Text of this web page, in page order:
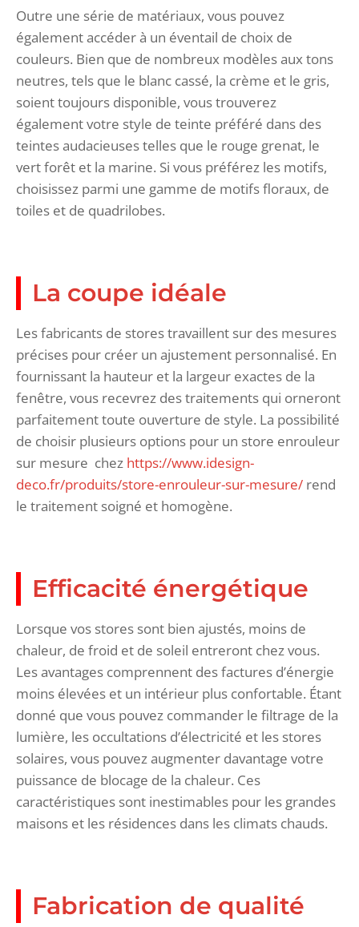
Outre une série de matériaux, vous pouvez
également accéder à un éventail de choix de
couleurs. Bien que de nombreux modèles aux tons
neutres, tels que le blanc cassé, la crème et le gris,
soient toujours disponible, vous trouverez
également votre style de teinte préféré dans des
teintes audacieuses telles que le rouge grenat, le
vert forêt et la marine. Si vous préférez les motifs,
choisissez parmi une gamme de motifs floraux, de
toiles et de quadrilobes.
La coupe idéale
Les fabricants de stores travaillent sur des mesures
précises pour créer un ajustement personnalisé. En
fournissant la hauteur et la largeur exactes de la
fenêtre, vous recevrez des traitements qui orneront
parfaitement toute ouverture de style. La possibilité
de choisir plusieurs options pour un store enrouleur
sur mesure chez https://www.idesign-
deco.fr/produits/store-enrouleur-sur-mesure/ rend
le traitement soigné et homogène.
Efficacité énergétique
Lorsque vos stores sont bien ajustés, moins de
chaleur, de froid et de soleil entreront chez vous.
Les avantages comprennent des factures d’énergie
moins élevées et un intérieur plus confortable. Étant
donné que vous pouvez commander le filtrage de la
lumière, les occultations d’électricité et les stores
solaires, vous pouvez augmenter davantage votre
puissance de blocage de la chaleur. Ces
caractéristiques sont inestimables pour les grandes
maisons et les résidences dans les climats chauds.
Fabrication de qualité